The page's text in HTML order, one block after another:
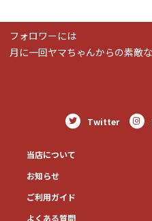
フォロワーには
月に一回ヤマちゃんからの素敵な
Twitter
当店について
お知らせ
ご利用ガイド
よくある質問